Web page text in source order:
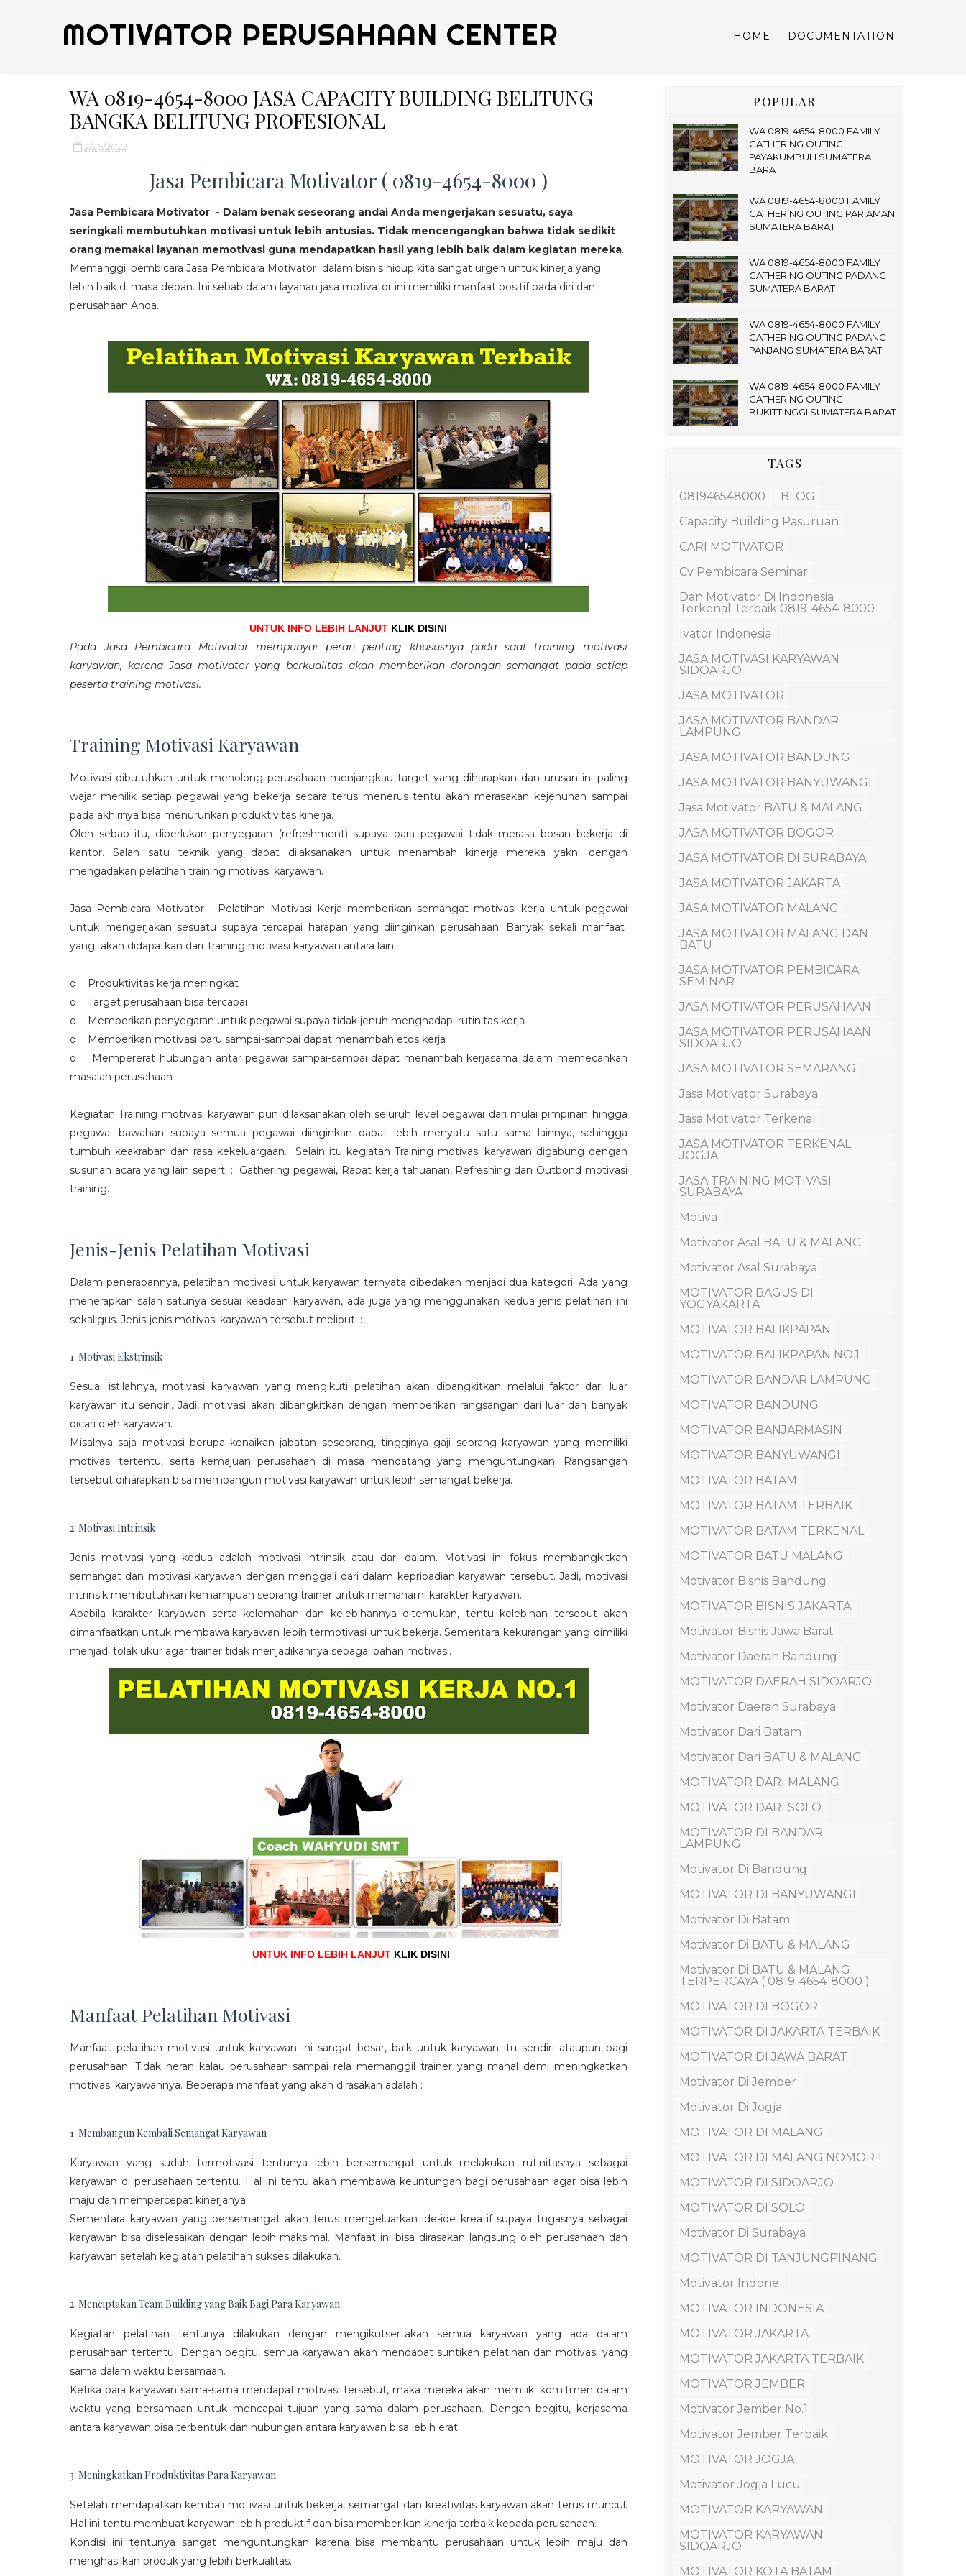
MOTIVATOR PERUSAHAAN CENTER HOME DOCUMENTATION
WA 0819-4654-8000 JASA CAPACITY BUILDING BELITUNG
BANGKA BELITUNG PROFESIONAL
2/26/2022
Jasa Pembicara Motivator ( 0819-4654-8000 )
Jasa Pembicara Motivator - Dalam benak seseorang andai Anda mengerjakan sesuatu, saya
seringkali membutuhkan motivasi untuk lebih antusias. Tidak mencengangkan bahwa tidak sedikit
orang memakai layanan memotivasi guna mendapatkan hasil yang lebih baik dalam kegiatan mereka.
Memanggil pembicara Jasa Pembicara Motivator dalam bisnis hidup kita sangat urgen untuk kinerja yang
lebih baik di masa depan. Ini sebab dalam layanan jasa motivator ini memiliki manfaat positif pada diri dan
perusahaan Anda.
UNTUK INFO LEBIH LANJUT KLIK DISINI
Pada Jasa Pembicara Motivator mempunyai peran penting khususnya pada saat training motivasi
karyawan, karena Jasa motivator yang berkualitas akan memberikan dorongan semangat pada setiap
peserta training motivasi.
Training Motivasi Karyawan
Motivasi dibutuhkan untuk menolong perusahaan menjangkau target yang diharapkan dan urusan ini paling
wajar menilik setiap pegawai yang bekerja secara terus menerus tentu akan merasakan kejenuhan sampai
pada akhirnya bisa menurunkan produktivitas kinerja.
Oleh sebab itu, diperlukan penyegaran (refreshment) supaya para pegawai tidak merasa bosan bekerja di
kantor. Salah satu teknik yang dapat dilaksanakan untuk menambah kinerja mereka yakni dengan
mengadakan pelatihan training motivasi karyawan.
Jasa Pembicara Motivator - Pelatihan Motivasi Kerja memberikan semangat motivasi kerja untuk pegawai
untuk mengerjakan sesuatu supaya tercapai harapan yang diinginkan perusahaan. Banyak sekali manfaat
yang akan didapatkan dari Training motivasi karyawan antara lain:
o Produktivitas kerja meningkat
o Target perusahaan bisa tercapai
o Memberikan penyegaran untuk pegawai supaya tidak jenuh menghadapi rutinitas kerja
o Memberikan motivasi baru sampai-sampai dapat menambah etos kerja
o Mempererat hubungan antar pegawai sampai-sampai dapat menambah kerjasama dalam memecahkan
masalah perusahaan
Kegiatan Training motivasi karyawan pun dilaksanakan oleh seluruh level pegawai dari mulai pimpinan hingga
pegawai bawahan supaya semua pegawai diinginkan dapat lebih menyatu satu sama lainnya, sehingga
tumbuh keakraban dan rasa kekeluargaan. Selain itu kegiatan Training motivasi karyawan digabung dengan
susunan acara yang lain seperti : Gathering pegawai, Rapat kerja tahuanan, Refreshing dan Outbond motivasi
training.
Jenis-Jenis Pelatihan Motivasi
Dalam penerapannya, pelatihan motivasi untuk karyawan ternyata dibedakan menjadi dua kategori. Ada yang
menerapkan salah satunya sesuai keadaan karyawan, ada juga yang menggunakan kedua jenis pelatihan ini
sekaligus. Jenis-jenis motivasi karyawan tersebut meliputi :
1. Motivasi Ekstrinsik
Sesuai istilahnya, motivasi karyawan yang mengikuti pelatihan akan dibangkitkan melalui faktor dari luar
karyawan itu sendiri. Jadi, motivasi akan dibangkitkan dengan memberikan rangsangan dari luar dan banyak
dicari oleh karyawan.
Misalnya saja motivasi berupa kenaikan jabatan seseorang, tingginya gaji seorang karyawan yang memiliki
motivasi tertentu, serta kemajuan perusahaan di masa mendatang yang menguntungkan. Rangsangan
tersebut diharapkan bisa membangun motivasi karyawan untuk lebih semangat bekerja.
2. Motivasi Intrinsik
Jenis motivasi yang kedua adalah motivasi intrinsik atau dari dalam. Motivasi ini fokus membangkitkan
semangat dan motivasi karyawan dengan menggali dari dalam kepribadian karyawan tersebut. Jadi, motivasi
intrinsik membutuhkan kemampuan seorang trainer untuk memahami karakter karyawan.
Apabila karakter karyawan serta kelemahan dan kelebihannya ditemukan, tentu kelebihan tersebut akan
dimanfaatkan untuk membawa karyawan lebih termotivasi untuk bekerja. Sementara kekurangan yang dimiliki
menjadi tolak ukur agar trainer tidak menjadikannya sebagai bahan motivasi.
UNTUK INFO LEBIH LANJUT KLIK DISINI
Manfaat Pelatihan Motivasi
Manfaat pelatihan motivasi untuk karyawan ini sangat besar, baik untuk karyawan itu sendiri ataupun bagi
perusahaan. Tidak heran kalau perusahaan sampai rela memanggil trainer yang mahal demi meningkatkan
motivasi karyawannya. Beberapa manfaat yang akan dirasakan adalah :
1. Membangun Kembali Semangat Karyawan
Karyawan yang sudah termotivasi tentunya lebih bersemangat untuk melakukan rutinitasnya sebagai
karyawan di perusahaan tertentu. Hal ini tentu akan membawa keuntungan bagi perusahaan agar bisa lebih
maju dan mempercepat kinerjanya.
Sementara karyawan yang bersemangat akan terus mengeluarkan ide-ide kreatif supaya tugasnya sebagai
karyawan bisa diselesaikan dengan lebih maksimal. Manfaat ini bisa dirasakan langsung oleh perusahaan dan
karyawan setelah kegiatan pelatihan sukses dilakukan.
2. Menciptakan Team Building yang Baik Bagi Para Karyawan
Kegiatan pelatihan tentunya dilakukan dengan mengikutsertakan semua karyawan yang ada dalam
perusahaan tertentu. Dengan begitu, semua karyawan akan mendapat suntikan pelatihan dan motivasi yang
sama dalam waktu bersamaan.
Ketika para karyawan sama-sama mendapat motivasi tersebut, maka mereka akan memiliki komitmen dalam
waktu yang bersamaan untuk mencapai tujuan yang sama dalam perusahaan. Dengan begitu, kerjasama
antara karyawan bisa terbentuk dan hubungan antara karyawan bisa lebih erat.
3. Meningkatkan Produktivitas Para Karyawan
Setelah mendapatkan kembali motivasi untuk bekerja, semangat dan kreativitas karyawan akan terus muncul.
Hal ini tentu membuat karyawan lebih produktif dan bisa memberikan kinerja terbaik kepada perusahaan.
Kondisi ini tentunya sangat menguntungkan karena bisa membantu perusahaan untuk lebih maju dan
menghasilkan produk yang lebih berkualitas.
POPULAR
WA 0819-4654-8000 FAMILY
GATHERING OUTING
PAYAKUMBUH SUMATERA
BARAT
WA 0819-4654-8000 FAMILY
GATHERING OUTING PARIAMAN
SUMATERA BARAT
WA 0819-4654-8000 FAMILY
GATHERING OUTING PADANG
SUMATERA BARAT
WA 0819-4654-8000 FAMILY
GATHERING OUTING PADANG
PANJANG SUMATERA BARAT
WA 0819-4654-8000 FAMILY
GATHERING OUTING
BUKITTINGGI SUMATERA BARAT
TAGS
081946548000
BLOG
Capacity Building Pasuruan
CARI MOTIVATOR
Cv Pembicara Seminar
Dan Motivator Di Indonesia
Terkenal Terbaik 0819-4654-8000
Ivator Indonesia
JASA MOTIVASI KARYAWAN
SIDOARJO
JASA MOTIVATOR
JASA MOTIVATOR BANDAR
LAMPUNG
JASA MOTIVATOR BANDUNG
JASA MOTIVATOR BANYUWANGI
Jasa Motivator BATU & MALANG
JASA MOTIVATOR BOGOR
JASA MOTIVATOR DI SURABAYA
JASA MOTIVATOR JAKARTA
JASA MOTIVATOR MALANG
JASA MOTIVATOR MALANG DAN
BATU
JASA MOTIVATOR PEMBICARA
SEMINAR
JASA MOTIVATOR PERUSAHAAN
JASA MOTIVATOR PERUSAHAAN
SIDOARJO
JASA MOTIVATOR SEMARANG
Jasa Motivator Surabaya
Jasa Motivator Terkenal
JASA MOTIVATOR TERKENAL
JOGJA
JASA TRAINING MOTIVASI
SURABAYA
Motiva
Motivator Asal BATU & MALANG
Motivator Asal Surabaya
MOTIVATOR BAGUS DI
YOGYAKARTA
MOTIVATOR BALIKPAPAN
MOTIVATOR BALIKPAPAN NO.1
MOTIVATOR BANDAR LAMPUNG
MOTIVATOR BANDUNG
MOTIVATOR BANJARMASIN
MOTIVATOR BANYUWANGI
MOTIVATOR BATAM
MOTIVATOR BATAM TERBAIK
MOTIVATOR BATAM TERKENAL
MOTIVATOR BATU MALANG
Motivator Bisnis Bandung
MOTIVATOR BISNIS JAKARTA
Motivator Bisnis Jawa Barat
Motivator Daerah Bandung
MOTIVATOR DAERAH SIDOARJO
Motivator Daerah Surabaya
Motivator Dari Batam
Motivator Dari BATU & MALANG
MOTIVATOR DARI MALANG
MOTIVATOR DARI SOLO
MOTIVATOR DI BANDAR
LAMPUNG
Motivator Di Bandung
MOTIVATOR DI BANYUWANGI
Motivator Di Batam
Motivator Di BATU & MALANG
Motivator Di BATU & MALANG
TERPERCAYA ( 0819-4654-8000 )
MOTIVATOR DI BOGOR
MOTIVATOR DI JAKARTA TERBAIK
MOTIVATOR DI JAWA BARAT
Motivator Di Jember
Motivator Di Jogja
MOTIVATOR DI MALANG
MOTIVATOR DI MALANG NOMOR 1
MOTIVATOR DI SIDOARJO
MOTIVATOR DI SOLO
Motivator Di Surabaya
MOTIVATOR DI TANJUNGPINANG
Motivator Indone
MOTIVATOR INDONESIA
MOTIVATOR JAKARTA
MOTIVATOR JAKARTA TERBAIK
MOTIVATOR JEMBER
Motivator Jember No.1
Motivator Jember Terbaik
MOTIVATOR JOGJA
Motivator Jogja Lucu
MOTIVATOR KARYAWAN
MOTIVATOR KARYAWAN
SIDOARJO
MOTIVATOR KOTA BATAM